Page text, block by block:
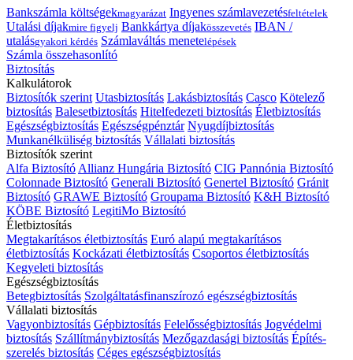
Bankszámla költségekmagyarázat Ingyenes számlavezetésfeltételek
Utalási díjakmire figyelj Bankkártya díjakösszevetés IBAN /
utalásgyakori kérdés Számlaváltás menetelépések
Számla összehasonlító
Biztosítás
Kalkulátorok
Biztosítók szerint Utasbiztosítás Lakásbiztosítás Casco Kötelező
biztosítás Balesetbiztosítás Hitelfedezeti biztosítás Életbiztosítás
Egészségbiztosítás Egészségpénztár Nyugdíjbiztosítás
Munkanélküliség biztosítás Vállalati biztosítás
Biztosítók szerint
Alfa Biztosító Allianz Hungária Biztosító CIG Pannónia Biztosító
Colonnade Biztosító Generali Biztosító Genertel Biztosító Gránit
Biztosító GRAWE Biztosító Groupama Biztosító K&H Biztosító
KÖBE Biztosító LegitiMo Biztosító
Életbiztosítás
Megtakarításos életbiztosítás Euró alapú megtakarításos
életbiztosítás Kockázati életbiztosítás Csoportos életbiztosítás
Kegyeleti biztosítás
Egészségbiztosítás
Betegbiztosítás Szolgáltatásfinanszírozó egészségbiztosítás
Vállalati biztosítás
Vagyonbiztosítás Gépbiztosítás Felelősségbiztosítás Jogvédelmi
biztosítás Szállítmánybiztosítás Mezőgazdasági biztosítás Építés-
szerelés biztosítás Céges egészségbiztosítás